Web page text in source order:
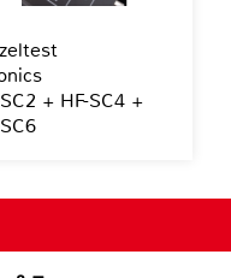
+ HF-SC4 +